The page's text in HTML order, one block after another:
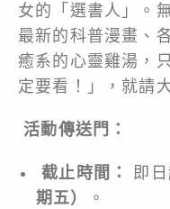
女的「選書人」。
最新的科普漫畫、
癒系的心靈雞湯，
定要看！」，就請
活動傳送門：
截止時間： 即
期五）
。